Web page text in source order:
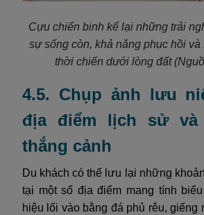
Cựu chiến binh kể lại những trải
sự sống còn, khả năng phục hồi
thời chiến dưới lòng đất
4.5. Chụp ảnh lưu
địa điểm lịch sử và
thắng cảnh
Du khách có thể lưu lại những
tại một số địa điểm mang tính
hiệu lối vào bằng đá phủ rêu,